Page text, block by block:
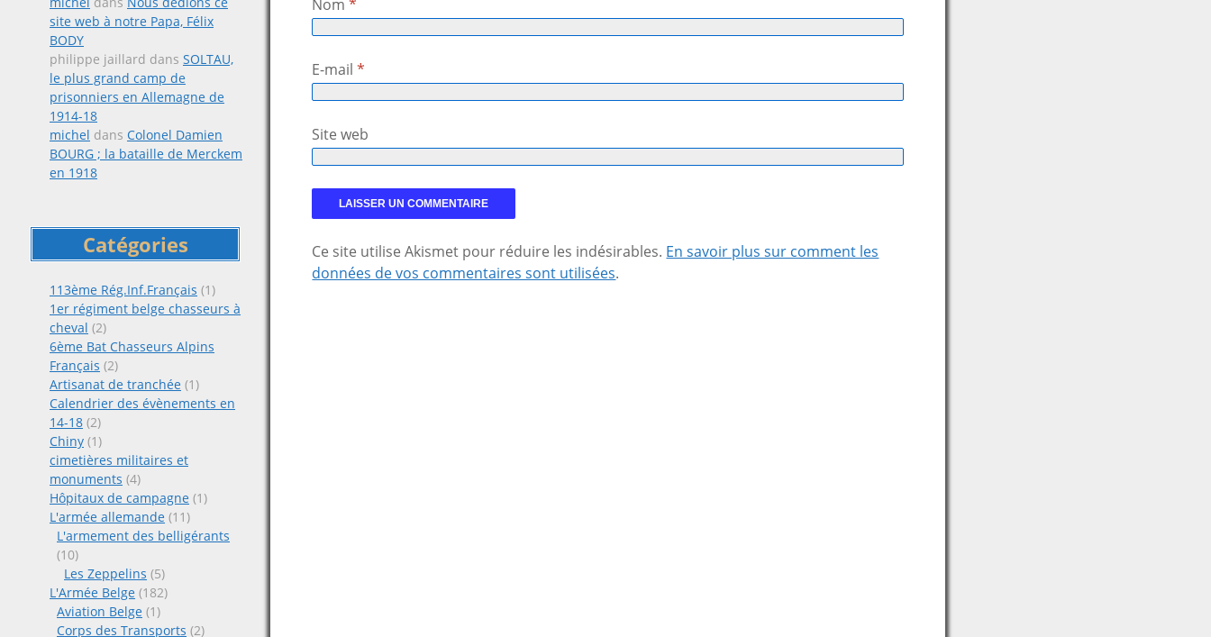
site web à notre Papa, Félix
BODY
philippe jaillard dans SOLTAU,
le plus grand camp de
prisonniers en Allemagne de
1914-18
michel dans Colonel Damien
BOURG ; la bataille de Merckem
en 1918
Catégories
113ème Rég.Inf.Français (1)
1er régiment belge chasseurs à
cheval (2)
6ème Bat Chasseurs Alpins
Français (2)
Artisanat de tranchée (1)
Calendrier des évènements en
14-18 (2)
Chiny (1)
cimetières militaires et
monuments (4)
Hôpitaux de campagne (1)
L'armée allemande (11)
L'armement des belligérants
(10)
Les Zeppelins (5)
L'Armée Belge (182)
Aviation Belge (1)
Corps des Transports (2)
Nom*
E-mail*
Site web
Ce site utilise Akismet pour réduire les indésirables. En savoir plus sur comment les
données de vos commentaires sont utilisées.